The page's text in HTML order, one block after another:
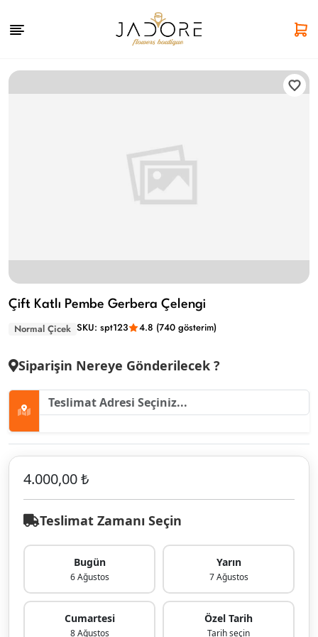
Çift Katlı Pembe Gerbera Çelengi
Normal Çicek SKU: spt123 4.8 (740 gösterim)
Siparişin Nereye Gönderilecek ?
4.000,00 ₺
Teslimat Zamanı Seçin
Bugün
6 Ağustos
Yarın
7 Ağustos
Cumartesi
8 Ağustos
Özel Tarih
Tarih seçin